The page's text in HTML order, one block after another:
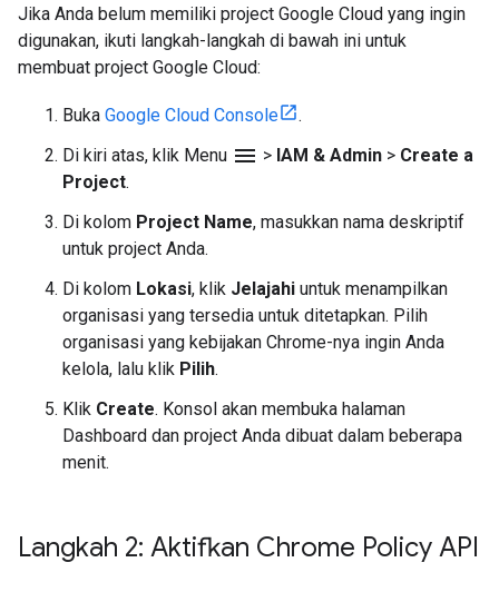
Jika Anda belum memiliki project Google Cloud yang ingin
digunakan, ikuti langkah-langkah di bawah ini untuk
membuat project Google Cloud:
Buka Google Cloud Console
.
Di kiri atas, klik Menu menu > IAM & Admin > Create a
Project.
Di kolom Project Name, masukkan nama deskriptif
untuk project Anda.
Di kolom Lokasi, klik Jelajahi untuk menampilkan
organisasi yang tersedia untuk ditetapkan. Pilih
organisasi yang kebijakan Chrome-nya ingin Anda
kelola, lalu klik Pilih.
Klik Create. Konsol akan membuka halaman
Dashboard dan project Anda dibuat dalam beberapa
menit.
Langkah 2: Aktifkan Chrome Policy API